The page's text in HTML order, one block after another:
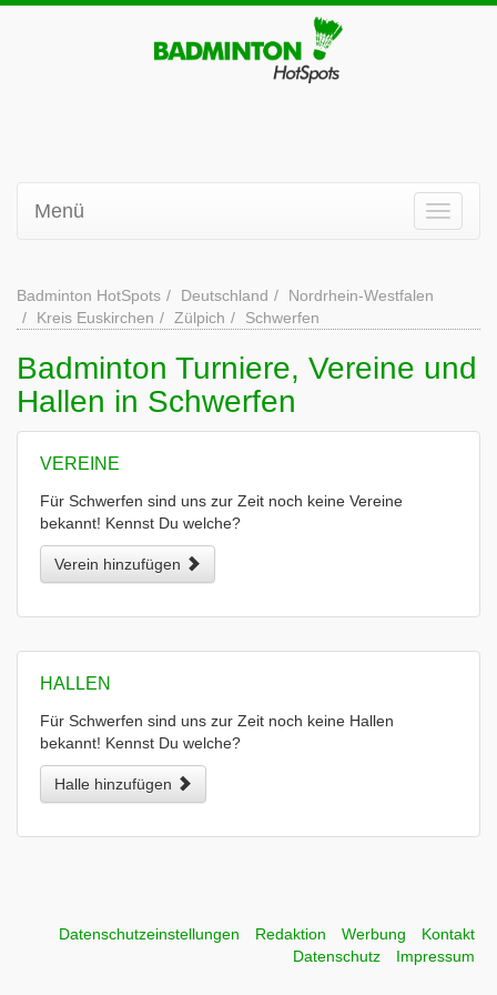
Menü
Badminton HotSpots Deutschland
Nordrhein-Westfalen
Kreis Euskirchen
Zülpich Schwerfen
Badminton Turniere, Vereine und
Hallen in Schwerfen
VEREINE
Für Schwerfen sind uns zur Zeit noch keine Vereine
bekannt! Kennst Du welche?
Verein hinzufügen
HALLEN
Für Schwerfen sind uns zur Zeit noch keine Hallen
bekannt! Kennst Du welche?
Halle hinzufügen
Datenschutzeinstellungen Redaktion Werbung
Kontakt
Datenschutz
Impressum